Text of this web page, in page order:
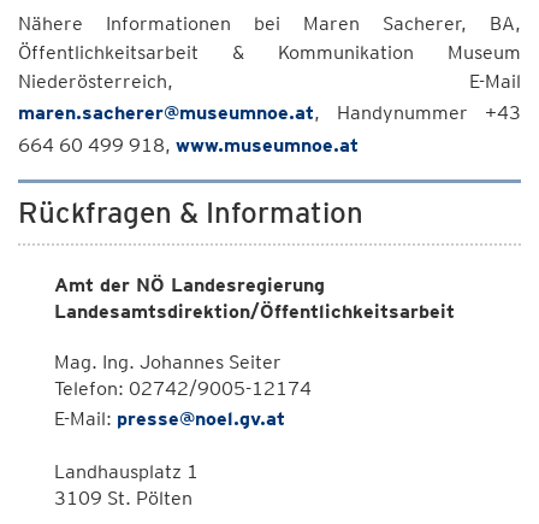
Nähere Informationen bei Maren Sacherer, BA,
Öffentlichkeitsarbeit & Kommunikation Museum
Niederösterreich, E-Mail
maren.sacherer@museumnoe.at, Handynummer +43
664 60 499 918, www.museumnoe.at
Rückfragen & Information
Amt der NÖ Landesregierung
Landesamtsdirektion/Öffentlichkeitsarbeit
Mag. Ing. Johannes Seiter
Telefon: 02742/9005-12174
E-Mail: presse@noel.gv.at
Landhausplatz 1
3109 St. Pölten